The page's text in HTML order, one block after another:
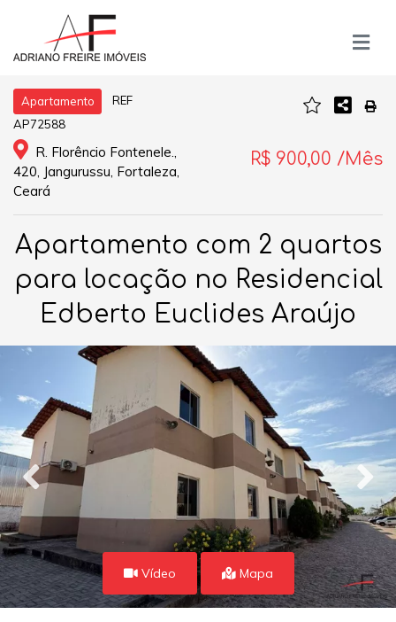
Apartamento
REF
AP72588
R. Florêncio Fontenele.,
420, Jangurussu, Fortaleza,
Ceará
R$ 900,00 /Mês
Apartamento com 2 quartos
para locação no Residencial
Edberto Euclides Araújo
Vídeo Mapa